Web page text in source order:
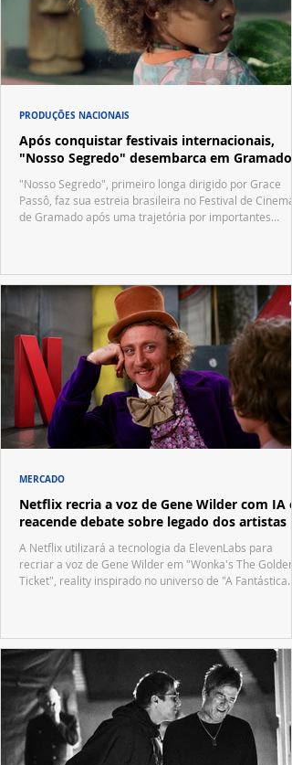
Após conquistar festivais internacionais,
"Nosso Segredo" desembarca em Gramado
"Nosso Segredo", primeiro longa dirigido por Grace
Passô, faz sua estreia brasileira no Festival de Cinema
de Gramado após uma trajetória por importantes
PRODUÇÕES NACIONAIS
Netflix recria a voz de Gene Wilder com IA e
reacende debate sobre legado dos artistas
A Netflix utilizará a tecnologia da ElevenLabs para
recriar a voz de Gene Wilder em "Wonka's The Golden
Ticket", reality inspirado no universo de "A Fantástica
MERCADO